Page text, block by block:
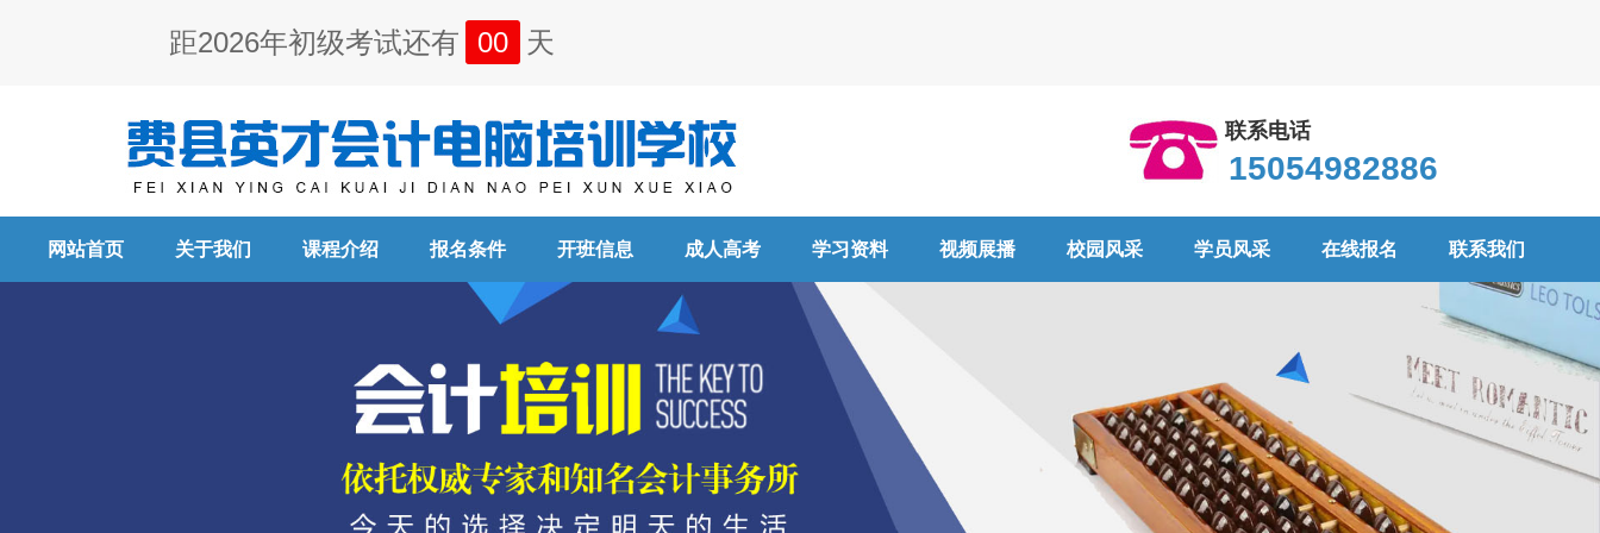
距2026年初级考试还有 00 天
联系电话
15054982886
网站首页 关于我们 课程介绍 报名条件 开班信息 成人高考 学习资料 视频展播 校园风采 学员风采 在线报名 联系我们